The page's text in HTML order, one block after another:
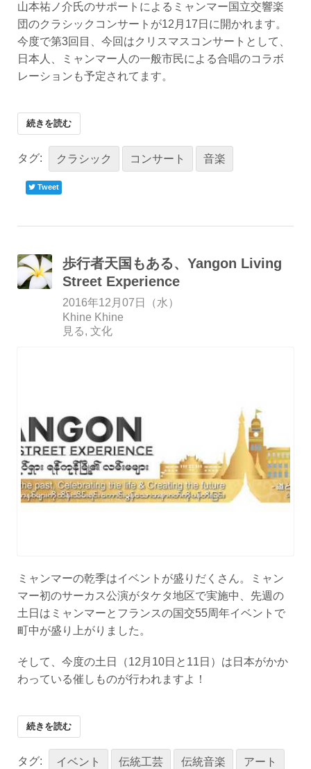
山本祐ノ介氏のサポートによるミャンマー国立交響楽
団のクラシックコンサートが12月17日に開かれます。
今度で第3回目、今回はクリスマスコンサートとして、
日本人、ミャンマー人の一般市民による合唱のコラボ
レーションも予定されてます。
続きを読む
タグ: クラシック コンサート 音楽
Tweet
歩行者天国もある、Yangon Living
Street Experience
2016年12月07日（水）
Khine Khine
見る 文化
ミャンマーの乾季はイベントが盛りだくさん。ミャン
マー初のサーカス公演がタケタ地区で実施中、先週の
土日はミャンマーとフランスの国交55周年イベントで
町中が盛り上がりました。
そして、今度の土日（12月10日と11日）は日本がかか
わっている催しものが行われますよ！
続きを読む
タグ: イベント 伝統工芸 伝統音楽 アート